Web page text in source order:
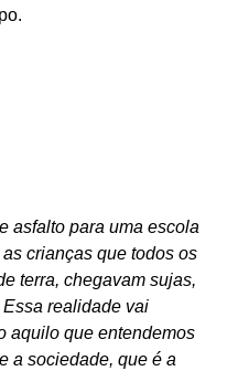
asfalto para uma escola
crianças que todos os
terra, chegavam sujas,
realidade vai
aquilo que entendemos
a sociedade, que é a